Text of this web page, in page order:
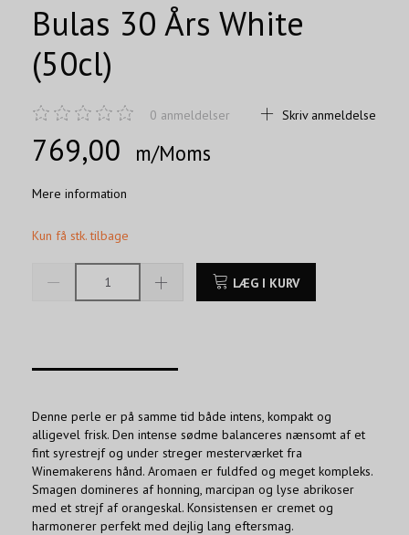
Bulas 30 Års White
(50cl)
0 anmeldelser Skriv anmeldelse
769,00 m/Moms
Mere information
Kun få stk. tilbage
LÆG I KURV
Denne perle er på samme tid både intens, kompakt og
alligevel frisk. Den intense sødme balanceres nænsomt af et
fint syrestrejf og under streger mesterværket fra
Winemakerens hånd. Aromaen er fuldfed og meget kompleks.
Smagen domineres af honning, marcipan og lyse abrikoser
med et strejf af orangeskal. Konsistensen er cremet og
harmonerer perfekt med dejlig lang eftersmag.